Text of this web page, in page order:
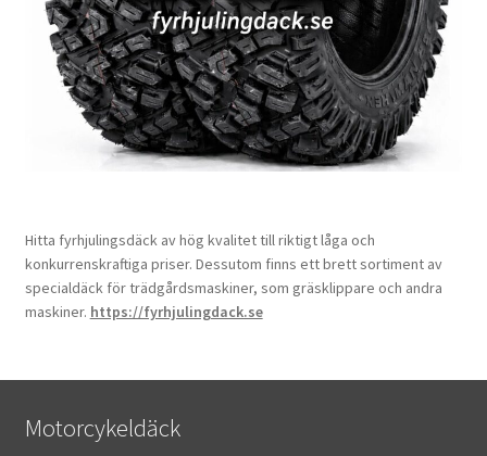
Hitta fyrhjulingsdäck av hög kvalitet till riktigt låga och
konkurrenskraftiga priser. Dessutom finns ett brett sortiment av
specialdäck för trädgårdsmaskiner, som gräsklippare och andra
maskiner. https://fyrhjulingdack.se
Motorcykeldäck